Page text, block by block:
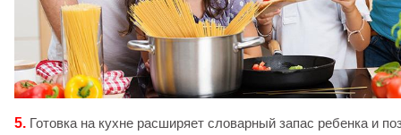
5. Готовка на кухне расширяет словарный запас ребенка и